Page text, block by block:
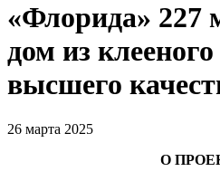
«Флорида» 227
дом из клееного
высшего
26 марта 2025
О